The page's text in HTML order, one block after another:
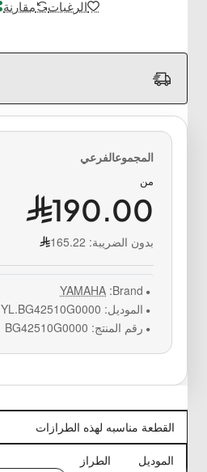
الرغبات مقارنة
من
190.00
بدون الضريبة: 165.22
Brand:
YAMAHA
الموديل: YL.BG42510G0000
رقم المنتج: BG42510G0000
القطعة مناسبه لهذه الطرازات
الموديل الطراز